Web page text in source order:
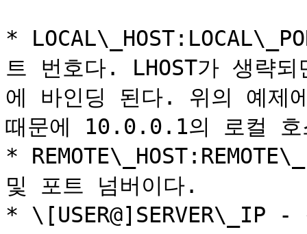
*
트 번호다. LHOST가 생략되
에 바인딩 된다. 위의 예제
때문에 10.0.0.1의 로컬 호
*
및 포트 넘버이다.
* \[USER@]SERVER\_IP -